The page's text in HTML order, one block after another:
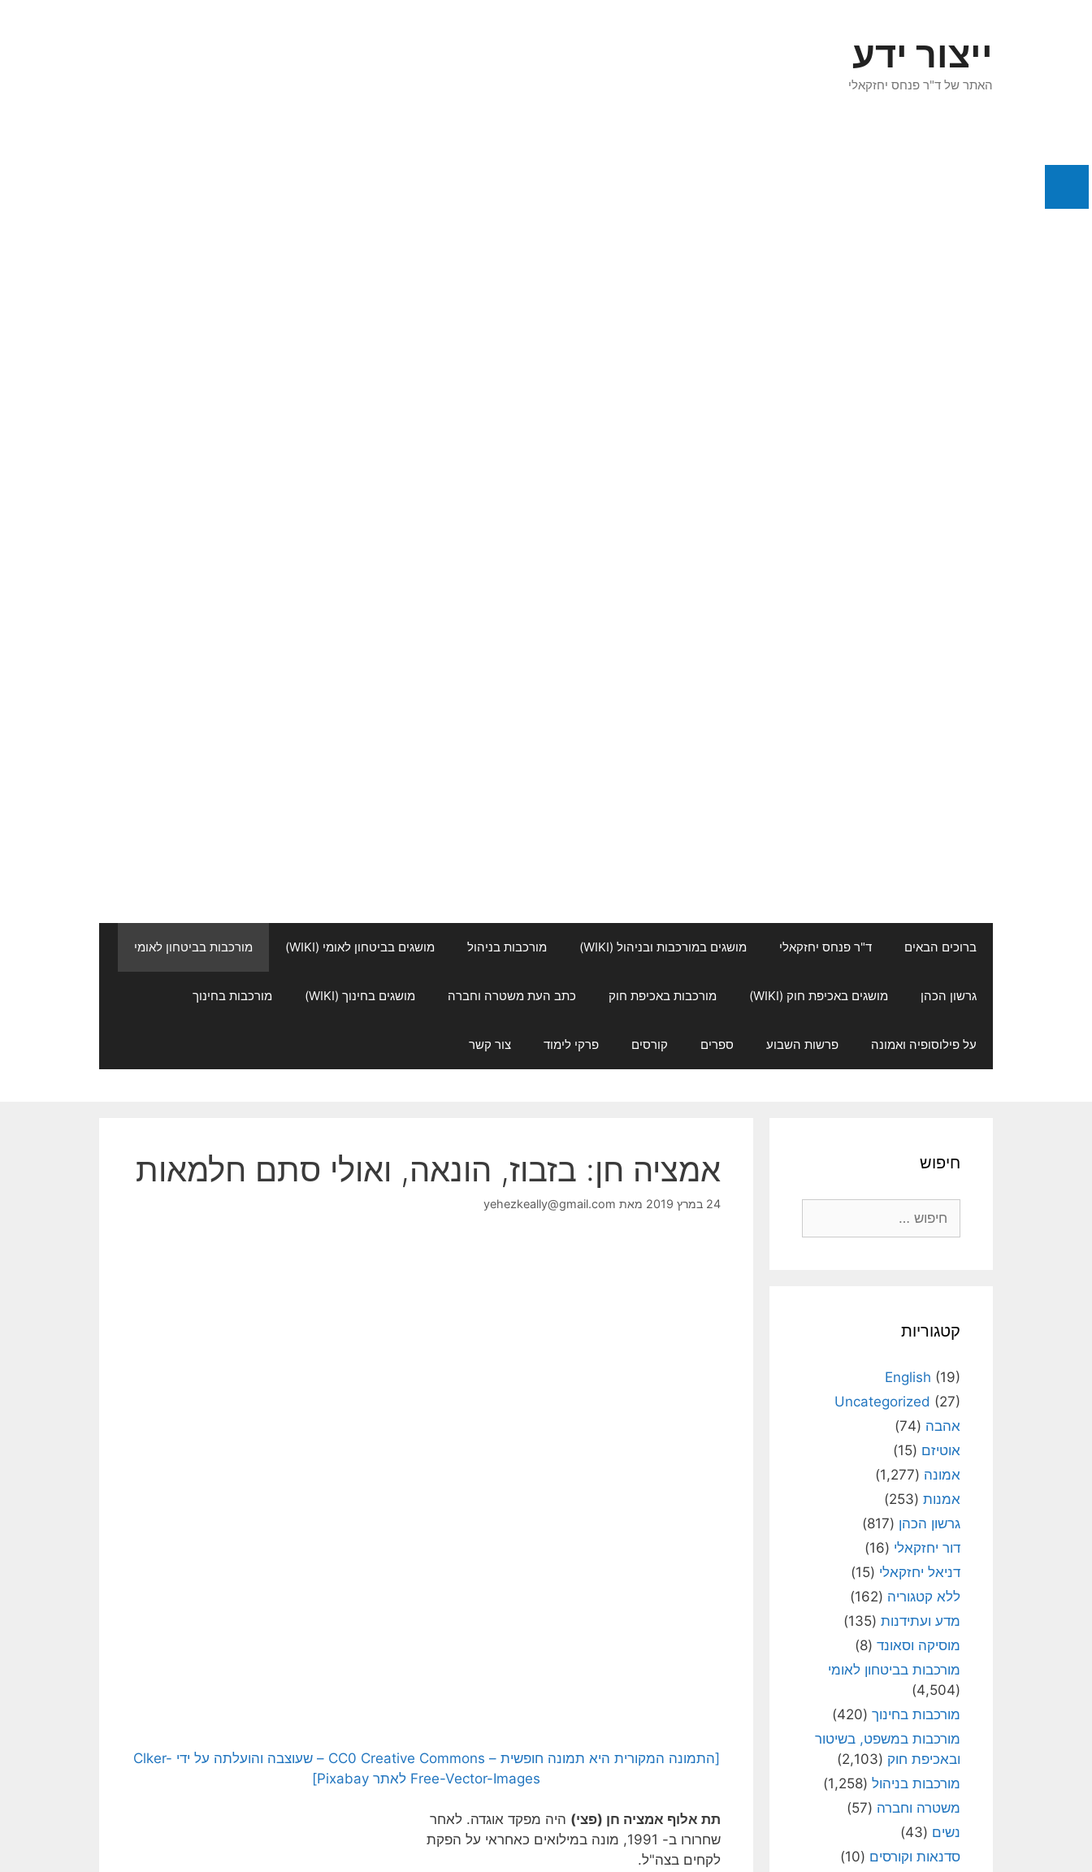
ייצור ידע
האתר של ד"ר פנחס יחזקאלי
ברוכים הבאים ד"ר פנחס יחזקאלי מושגים במורכבות ובניהול (WIKI) מורכבות בניהול מושגים בביטחון לאומי (WIKI) מורכבות בביטחון לאומי
גרשון הכהן מושגים באכיפת חוק (WIKI) מורכבות באכיפת חוק כתב העת משטרה וחברה מושגים בחינוך (WIKI) מורכבות בחינוך
על פילוסופיה ואמונה פרשות השבוע ספרים קורסים פרקי לימוד צור קשר
אמציה חן: בזבוז, הונאה, ואולי סתם חלמאות
24 במרץ 2019 מאת yehezkeally@gmail.com
[התמונה המקורית היא תמונה חופשית – CC0 Creative Commons – שעוצבה והועלתה על ידי Clker-
Free-Vector-Images לאתר Pixabay]
תת אלוף אמציה חן (פצי) היה מפקד אוגדה. לאחר
שחרורו ב- 1991, מונה במילואים כאחראי על הפקת
לקחים בצה"ל.
חיפוש
קטגוריות
English (19)
Uncategorized (27)
אהבה (74)
אוטיזם (15)
אמונה (1,277)
אמנות (253)
גרשון הכהן (817)
דור יחזקאלי (16)
דניאל יחזקאלי (15)
ללא קטגוריה (162)
מדע ועתידנות (135)
מוסיקה וסאונד (8)
מורכבות בביטחון לאומי
(4,504)
מורכבות בחינוך (420)
מורכבות במשפט, בשיטור
ובאכיפת חוק (2,103)
מורכבות בניהול (1,258)
משטרה וחברה (57)
נשים (43)
סדנאות וקורסים (10)